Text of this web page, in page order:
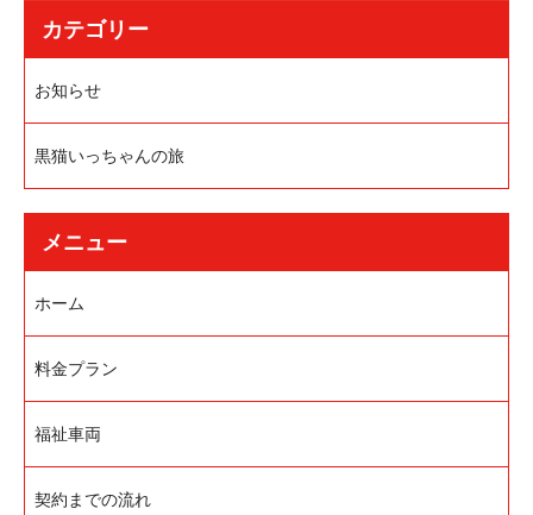
カテゴリー
お知らせ
黒猫いっちゃんの旅
メニュー
ホーム
料金プラン
福祉車両
契約までの流れ